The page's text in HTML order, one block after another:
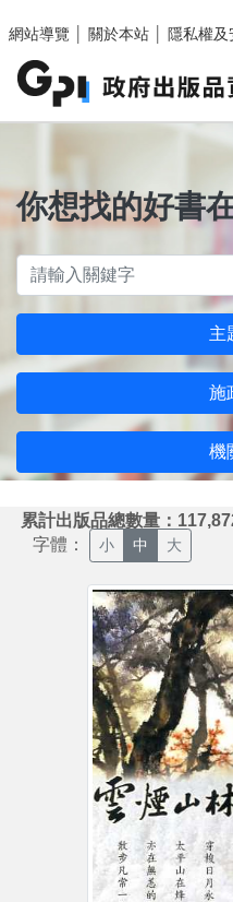
網站導覽
關於本站 隱私權
你想找的好書
主
施
機
累計出版品總數量：
字體： 小 中 大